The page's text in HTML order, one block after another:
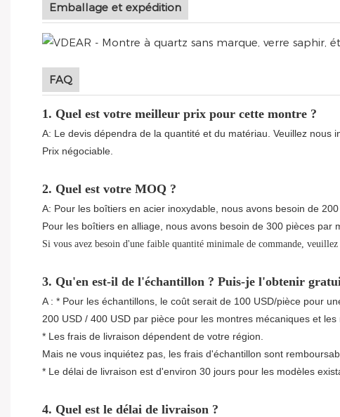
Emballage et expédition
FAQ
1. Quel est votre meilleur prix pour cette montre ?
A: Le devis dépendra de la quantité et du matériau. Veuillez
Prix ​​négociable.
2. Quel est votre MOQ ?
A: Pour les boîtiers en acier inoxydable, nous avons besoin de
Pour les boîtiers en alliage, nous avons besoin de 300 pièces par
Si vous avez besoin d'une faible quantité minimale de commande,
3. Qu'en est-il de l'échantillon ? Puis-je l'obtenir
A : * Pour les échantillons, le coût serait de 100 USD/pièce pour
200 USD / 400 USD par pièce pour les montres mécaniques et les
* Les frais de livraison dépendent de votre région.
Mais ne vous inquiétez pas, les frais d'échantillon sont
* Le délai de livraison est d'environ 30 jours pour les modèles
4. Quel est le délai de livraison ?